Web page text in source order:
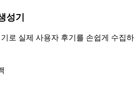
성기
로 실제 사용자 후기를 손쉽게 수집하